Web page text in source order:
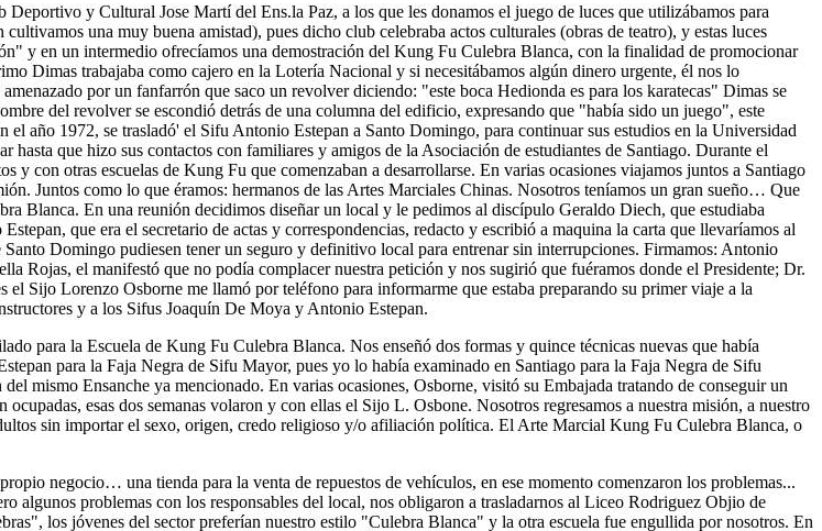
y Cultural Jose Martí del Ens.la Paz, a los que les donamos el juego de luces que utilizábamos para
una muy buena amistad), pues dicho club celebraba actos culturales (obras de teatro), y estas luces
y en un intermedio ofrecíamos una demostración del Kung Fu Culebra Blanca, con la finalidad de promocionar
Dimas trabajaba como cajero en la Lotería Nacional y si necesitábamos algún dinero urgente, él nos lo
por un fanfarrón que saco un revolver diciendo: "este boca Hedionda es para los karatecas" Dimas se
del revolver se escondió detrás de una columna del edificio, expresando que "había sido un juego", este
año 1972, se trasladó' el Sifu Antonio Estepan a Santo Domingo, para continuar sus estudios en la Universidad
que hizo sus contactos con familiares y amigos de la Asociación de estudiantes de Santiago. Durante el
con otras escuelas de Kung Fu que comenzaban a desarrollarse. En varias ocasiones viajamos juntos a Santiago
Juntos como lo que éramos: hermanos de las Artes Marciales Chinas. Nosotros teníamos un gran sueño… Que
Blanca. En una reunión decidimos diseñar un local y le pedimos al discípulo Geraldo Diech, que estudiaba
que era el secretario de actas y correspondencias, redacto y escribió a maquina la carta que llevaríamos al
Domingo pudiesen tener un seguro y definitivo local para entrenar sin interrupciones. Firmamos: Antonio
Rojas, el manifestó que no podía complacer nuestra petición y nos sugirió que fuéramos donde el Presidente; Dr.
Sijo Lorenzo Osborne me llamó por teléfono para informarme que estaba preparando su primer viaje a la
y a los Sifus Joaquín De Moya y Antonio Estepan.
para la Escuela de Kung Fu Culebra Blanca. Nos enseñó dos formas y quince técnicas nuevas que había
para la Faja Negra de Sifu Mayor, pues yo lo había examinado en Santiago para la Faja Negra de Sifu
mismo Ensanche ya mencionado. En varias ocasiones, Osborne, visitó su Embajada tratando de conseguir un
esas dos semanas volaron y con ellas el Sijo L. Osbone. Nosotros regresamos a nuestra misión, a nuestro
sin importar el sexo, origen, credo religioso y/o afiliación política. El Arte Marcial Kung Fu Culebra Blanca, o
negocio… una tienda para la venta de repuestos de vehículos, en ese momento comenzaron los problemas...
algunos problemas con los responsables del local, nos obligaron a trasladarnos al Liceo Rodriguez Objio de
los jóvenes del sector preferían nuestro estilo "Culebra Blanca" y la otra escuela fue engullida por nosotros. En